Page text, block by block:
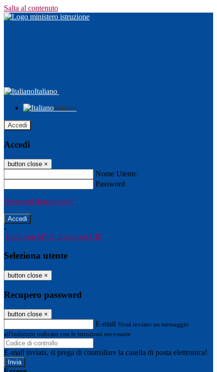
Salta al contenuto
Italiano
Italiano
Accedi
Accedi
button close ×
Nome Utente
Password
Password dimenticata?
-
Entra con SPID Entra con CIE
Seleziona utente
button close ×
Recupero password
button close ×
E-mail Verrà inviato un messaggio
all'indirizzo indicato con le istruzioni necessarie.
E-mail inviata, si prega di controllare la casella di posta elettronica!